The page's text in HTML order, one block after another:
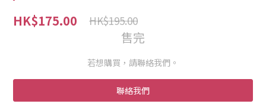
HK$175.00 HK$195.00
售完
若想購買，請聯絡我們。
聯絡我們